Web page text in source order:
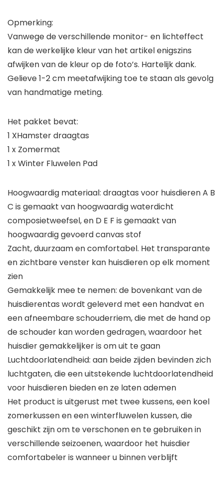
Opmerking:
Vanwege de verschillende monitor- en lichteffect
kan de werkelijke kleur van het artikel enigszins
afwijken van de kleur op de foto’s. Hartelijk dank.
Gelieve 1-2 cm meetafwijking toe te staan als gevolg
van handmatige meting.
Het pakket bevat:
1 XHamster draagtas
1 x Zomermat
1 x Winter Fluwelen Pad
Hoogwaardig materiaal: draagtas voor huisdieren A B
C is gemaakt van hoogwaardig waterdicht
composietweefsel, en D E F is gemaakt van
hoogwaardig gevoerd canvas stof
Zacht, duurzaam en comfortabel. Het transparante
en zichtbare venster kan huisdieren op elk moment
zien
Gemakkelijk mee te nemen: de bovenkant van de
huisdierentas wordt geleverd met een handvat en
een afneembare schouderriem, die met de hand op
de schouder kan worden gedragen, waardoor het
huisdier gemakkelijker is om uit te gaan
Luchtdoorlatendheid: aan beide zijden bevinden zich
luchtgaten, die een uitstekende luchtdoorlatendheid
voor huisdieren bieden en ze laten ademen
Het product is uitgerust met twee kussens, een koel
zomerkussen en een winterfluwelen kussen, die
geschikt zijn om te verschonen en te gebruiken in
verschillende seizoenen, waardoor het huisdier
comfortabeler is wanneer u binnen verblijft